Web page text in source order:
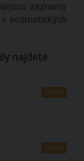
záznamy
kosmetických
najdete:
detail
detail